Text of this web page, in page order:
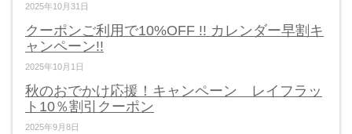
2025年10月31日
クーポンご利用で10%OFF !! カレンダー早割キ
ャンペーン!!
2025年10月1日
秋のおでかけ応援！キャンペーン レイフラッ
ト10％割引クーポン
2025年9月8日